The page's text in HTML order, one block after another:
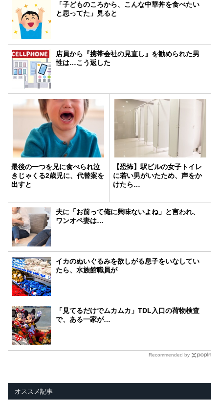
「子どものころから、こんな中華丼を食べたい
と思ってた」見ると
店員から『携帯会社の見直し』を勧められた男
性は…こう返した
最後の一つを兄に食べられ泣
きじゃくる2歳児に、代替案を
出すと
【恐怖】駅ビルの女子トイレ
に若い男がいたため、声をか
けたら…
夫に「お前って俺に興味ないよね」と言われ、
ワンオペ妻は…
イカのぬいぐるみを欲しがる息子をいなしてい
たら、水族館職員が
「見てるだけでムカムカ」TDL入口の荷物検査
で、ある一家が…
Recommended by
オススメ記事